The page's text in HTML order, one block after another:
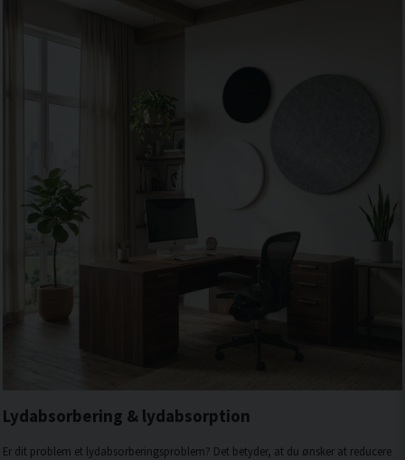
Lydabsorbering & lydabsorption
Er dit problem et lydabsorberingsproblem? Det betyder, at du ønsker at reducere